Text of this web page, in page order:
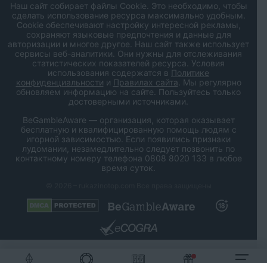
Наш сайт собирает файлы Cookie. Это необходимо, чтобы
сделать использование ресурса максимально удобным.
Cookie обеспечивают настройку интересной рекламы,
сохраняют языковые предпочтения и данные для
авторизации и многое другое. Наш сайт также использует
сервисы веб-аналитики. Они нужны для отслеживания
статистических показателей ресурса. Условия
использования содержатся в Политике
конфиденциальности и Правилах сайта . Мы регулярно
обновляем информацию на сайте. Пользуйтесь только
достоверными источниками.
BeGambleAware — организация, которая оказывает
бесплатную и квалифицированную помощь людям с
игорной зависимостью. Если появились признаки
лудомании, незамедлительно следует позвонить по
контактному номеру телефона 0808 8020 133 в любое
время суток.